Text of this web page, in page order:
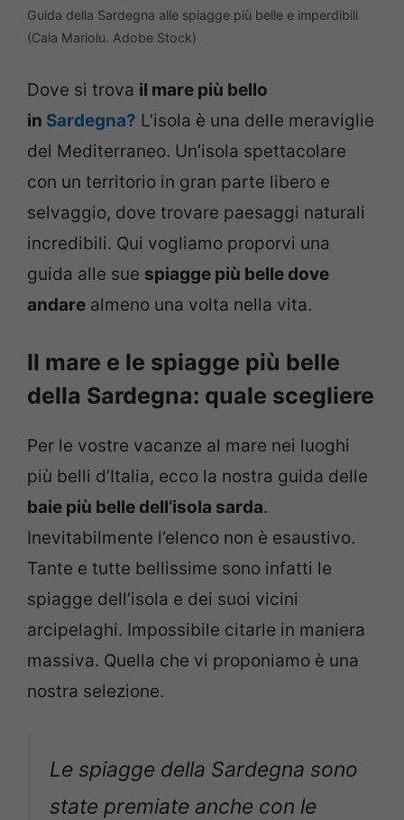
Guida della Sardegna alle spiagge più belle e imperdibili
(Cala Mariolu. Adobe Stock)
Dove si trova il mare più bello
in Sardegna? L’isola è una delle meraviglie
del Mediterraneo. Un’isola spettacolare
con un territorio in gran parte libero e
selvaggio, dove trovare paesaggi naturali
incredibili. Qui vogliamo proporvi una
guida alle sue spiagge più belle dove
andare almeno una volta nella vita.
Il mare e le spiagge più belle
della Sardegna: quale scegliere
Per le vostre vacanze al mare nei luoghi
più belli d’Italia, ecco la nostra guida delle
baie più belle dell’isola sarda.
Inevitabilmente l’elenco non è esaustivo.
Tante e tutte bellissime sono infatti le
spiagge dell’isola e dei suoi vicini
arcipelaghi. Impossibile citarle in maniera
massiva. Quella che vi proponiamo è una
nostra selezione.
Le spiagge della Sardegna sono
state premiate anche con le